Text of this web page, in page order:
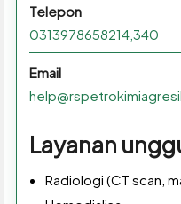
Telepon
0313978658214,340
Email
Layanan
Radiologi (CT scan,